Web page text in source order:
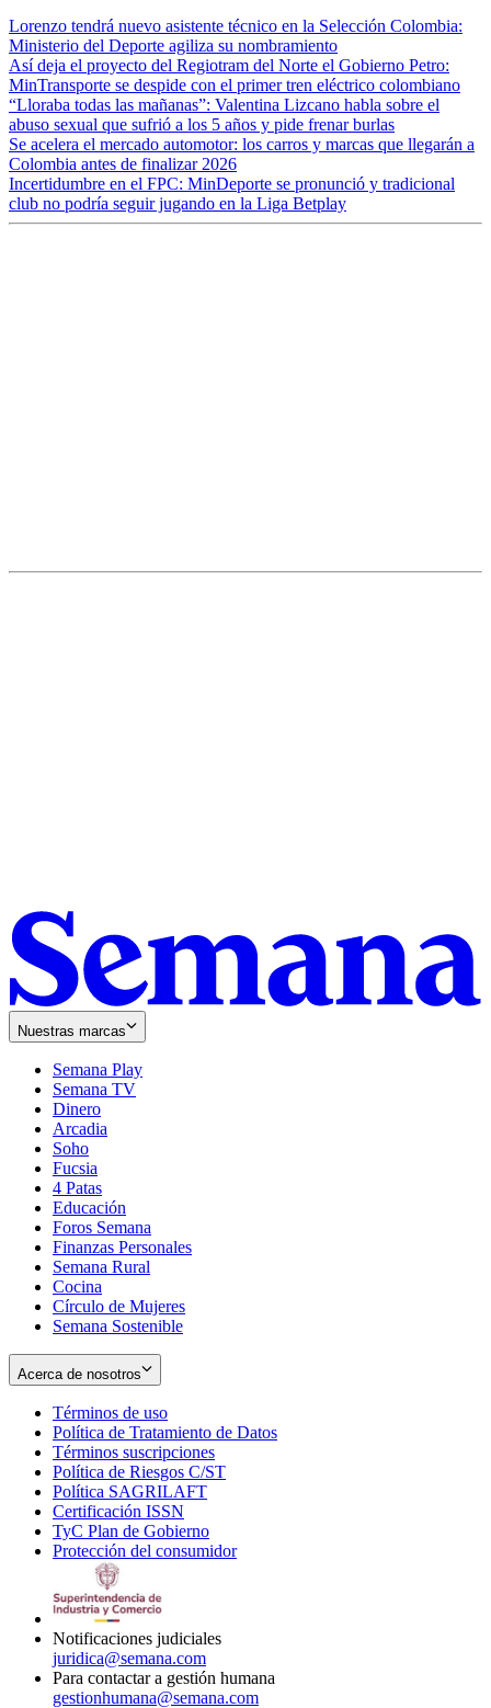
Lorenzo tendrá nuevo asistente técnico en la Selección Colombia:
Ministerio del Deporte agiliza su nombramiento
Así deja el proyecto del Regiotram del Norte el Gobierno Petro:
MinTransporte se despide con el primer tren eléctrico colombiano
“Lloraba todas las mañanas”: Valentina Lizcano habla sobre el
abuso sexual que sufrió a los 5 años y pide frenar burlas
Se acelera el mercado automotor: los carros y marcas que llegarán a
Colombia antes de finalizar 2026
Incertidumbre en el FPC: MinDeporte se pronunció y tradicional
club no podría seguir jugando en la Liga Betplay
Nuestras marcas
Semana Play
Semana TV
Dinero
Arcadia
Soho
in
new
window
Fucsia
in
new
window
4 Patas
Educación
Foros Semana
Finanzas Personales
Semana Rural
Cocina
Círculo de Mujeres
Semana Sostenible
Acerca de nosotros
Términos de uso
in
new
window
Política de Tratamiento de Datos
Términos suscripciones
in
Política de Riesgos C/ST
Política SAGRILAFT
new
window
Certificación ISSN
in
new
TyC Plan de Gobierno
in
Protección del consumidorOpens
Notificaciones judiciales
juridica@semana.com
Para contactar a gestión humana
gestionhumana@semana.com